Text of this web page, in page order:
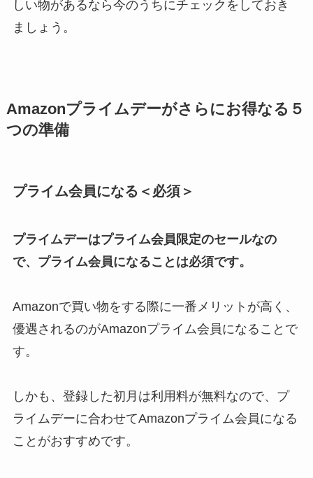
しい物があるなら今のうちにチェックをしておき
ましょう。
Amazonプライムデーがさらにお得なる５
つの準備
プライム会員になる＜必須＞
プライムデーはプライム会員限定のセールなの
で、プライム会員になることは必須です。
Amazonで買い物をする際に一番メリットが高く、
優遇されるのがAmazonプライム会員になることで
す。
しかも、登録した初月は利用料が無料なので、プ
ライムデーに合わせてAmazonプライム会員になる
ことがおすすめです。